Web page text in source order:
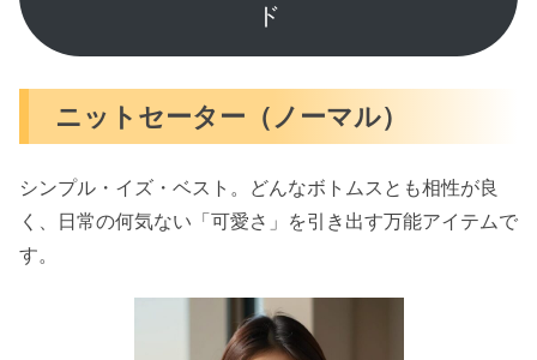
ド
ニットセーター（ノーマル）
シンプル・イズ・ベスト。どんなボトムスとも相性が良
く、日常の何気ない「可愛さ」を引き出す万能アイテムで
す。